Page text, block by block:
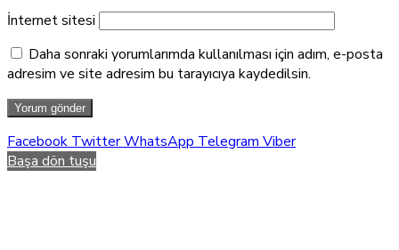
İnternet sitesi
Daha sonraki yorumlarımda kullanılması için adım, e-posta
adresim ve site adresim bu tarayıcıya kaydedilsin.
Facebook TwitterWhatsApp Telegram Viber
Başa dön tuşu